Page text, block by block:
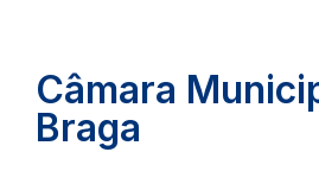
Câmara
Braga